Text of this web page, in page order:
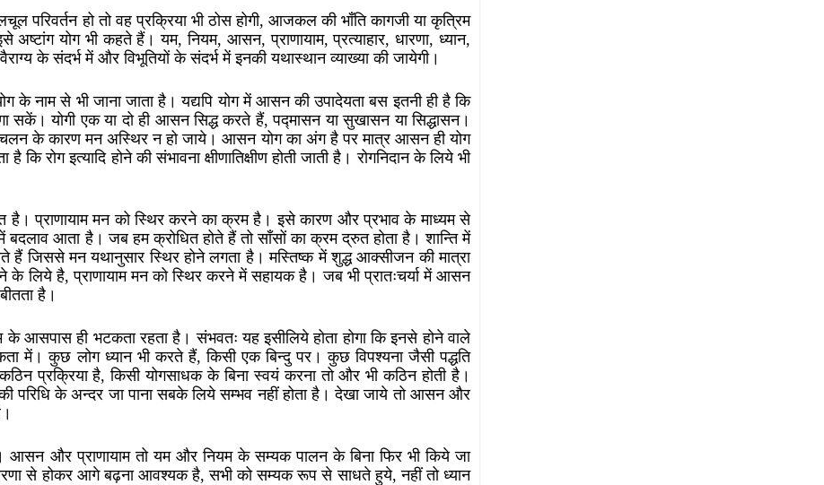
हो तो वह प्रक्रिया भी ठोस होगी, आजकल की भाँति कागजी या कृत्रिम
योग भी कहते हैं। यम, नियम, आसन, प्राणायाम, प्रत्याहार, धारणा, ध्यान,
के संदर्भ में और विभूतियों के संदर्भ में इनकी यथास्थान व्याख्या की जायेगी।
के नाम से भी जाना जाता है। यद्यपि योग में आसन की उपादेयता बस इतनी ही है कि
सकें। योगी एक या दो ही आसन सिद्ध करते हैं, पद्मासन या सुखासन या सिद्धासन।
के कारण मन अस्थिर न हो जाये। आसन योग का अंग है पर मात्र आसन ही योग
इत्यादि होने की संभावना क्षीणातिक्षीण होती जाती है। रोगनिदान के लिये भी
है। प्राणायाम मन को स्थिर करने का क्रम है। इसे कारण और प्रभाव के माध्यम से
बदलाव आता है। जब हम क्रोधित होते हैं तो साँसों का क्रम द्रुत होता है। शान्ति में
हैं जिससे मन यथानुसार स्थिर होने लगता है। मस्तिष्क में शुद्ध आक्सीजन की मात्रा
लिये है, प्राणायाम मन को स्थिर करने में सहायक है। जब भी प्रातःचर्या में आसन
है।
आसपास ही भटकता रहता है। संभवतः यह इसीलिये होता होगा कि इनसे होने वाले
में। कुछ लोग ध्यान भी करते हैं, किसी एक बिन्दु पर। कुछ विपश्यना जैसी पद्धति
प्रक्रिया है, किसी योगसाधक के बिना स्वयं करना तो और भी कठिन होती है।
के अन्दर जा पाना सबके लिये सम्भव नहीं होता है। देखा जाये तो आसन और
आसन और प्राणायाम तो यम और नियम के सम्यक पालन के बिना फिर भी किये जा
से होकर आगे बढ़ना आवश्यक है, सभी को सम्यक रूप से साधते हुये, नहीं तो ध्यान